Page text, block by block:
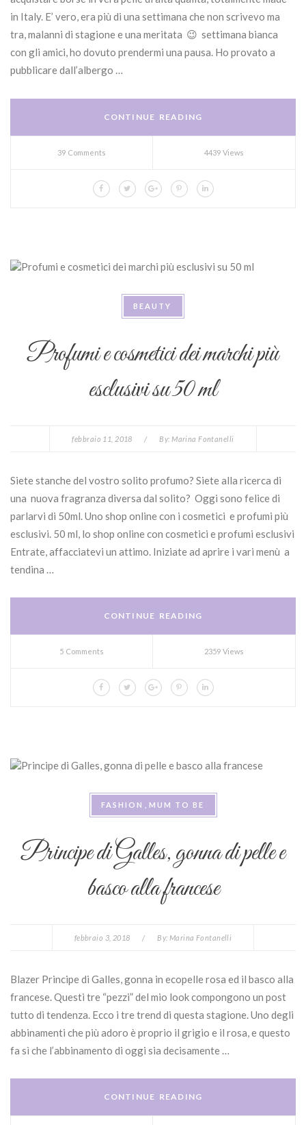
in Italy. E’ vero, era più di una settimana che non scrivevo ma
tra, malanni di stagione e una meritata 😉 settimana bianca
con gli amici, ho dovuto prendermi una pausa. Ho provato a
pubblicare dall’albergo …
CONTINUE READING
39 Comments 4439 Views
BEAUTY
Profumi e cosmetici dei marchi più
esclusivi su 50 ml
febbraio 11, 2018 / By: Marina Fontanelli
Siete stanche del vostro solito profumo? Siete alla ricerca di
una nuova fragranza diversa dal solito? Oggi sono felice di
parlarvi di 50ml. Uno shop online con i cosmetici e profumi più
esclusivi. 50 ml, lo shop online con cosmetici e profumi esclusivi
Entrate, affacciatevi un attimo. Iniziate ad aprire i vari menù a
tendina …
CONTINUE READING
5 Comments 2359 Views
FASHION MUM TO BE
Principe di Galles, gonna di pelle e
basco alla francese
febbraio 3, 2018 / By: Marina Fontanelli
Blazer Principe di Galles, gonna in ecopelle rosa ed il basco alla
francese. Questi tre “pezzi” del mio look compongono un post
tutto di tendenza. Ecco i tre trend di questa stagione. Uno degli
abbinamenti che più adoro è proprio il grigio e il rosa, e questo
fa sì che l’abbinamento di oggi sia decisamente …
CONTINUE READING